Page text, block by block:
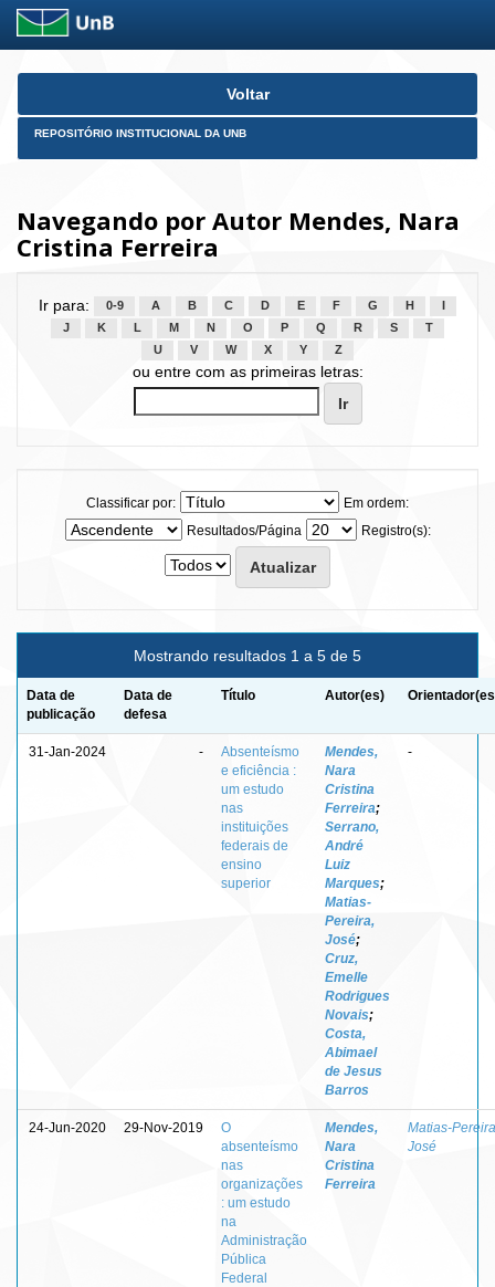
Skip
Voltar
REPOSITÓRIO INSTITUCIONAL DA UNB
Navegando por Autor Mendes, Nara
Cristina Ferreira
Ir para: 0-9 A B C D E F G H
J
K L M N O P Q R S
T
U
V W X Y Z
ou entre com as primeiras letras:
Classificar por:
Em ordem:
Resultados/Página
Registro(s):
Mostrando resultados 1 a 5 de 5
Data de
publicação
Data de
defesa
Título Autor(es)
31-Jan-2024 -
Absenteísmo
e eficiência :
um estudo
nas
instituições
federais de
ensino
superior
Mendes,
Nara
Cristina
Ferreira;
Serrano,
André
Luiz
Marques;
Matias-
Pereira,
José;
Cruz,
Emelle
Rodrigues
Novais;
Costa,
Abimael
de Jesus
Barros
-
24-Jun-2020 29-Nov-2019
O
absenteísmo
nas
organizações
: um estudo
na
Administração
Pública
Federal
Mendes,
Nara
Cristina
Ferreira
Matias-
José